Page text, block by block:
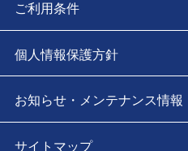
ご利用条件
個人情報保護方針
お知らせ・メンテナンス情報
サイトマップ